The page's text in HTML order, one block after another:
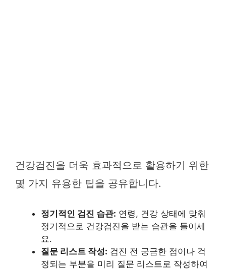
건강검진을 더욱 효과적으로 활용하기 위한
몇 가지 유용한 팁을 공유합니다.
정기적인 검진 습관: 연령, 건강 상태에 맞춰
정기적으로 건강검진을 받는 습관을 들이세
요.
질문 리스트 작성: 검진 전 궁금한 점이나 걱
정되는 부분을 미리 질문 리스트로 작성하여